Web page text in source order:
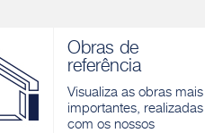
Obras de
referência
Visualiza as obras mais
importantes, realizadas
com os nossos